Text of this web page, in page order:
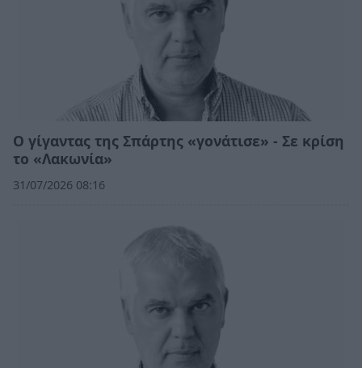
Ο γίγαντας της Σπάρτης «γονάτισε» - Σε κρίση
το «Λακωνία»
31/07/2026 08:16